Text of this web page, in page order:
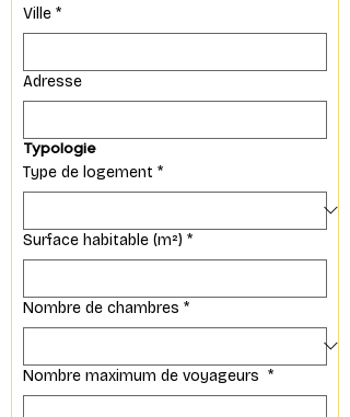
Ville *
Adresse
Typologie
Type de logement *
Surface habitable (m²) *
Nombre de chambres *
Nombre maximum de voyageurs *